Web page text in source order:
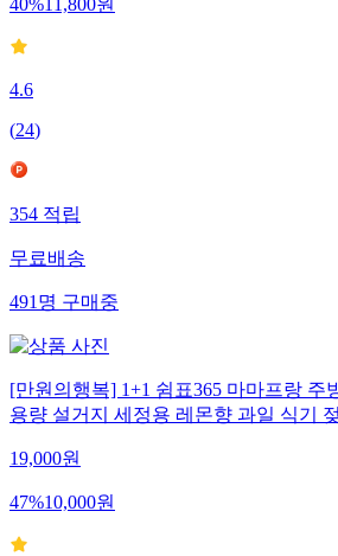
40%11,800원
4.6
(24)
354적립
무료배송
491명구매중
[만원의행복] 1+1 쉼표365 마마프랑 주
용량 설거지 세정용 레몬향 과일 식기
19,000원
47%10,000원